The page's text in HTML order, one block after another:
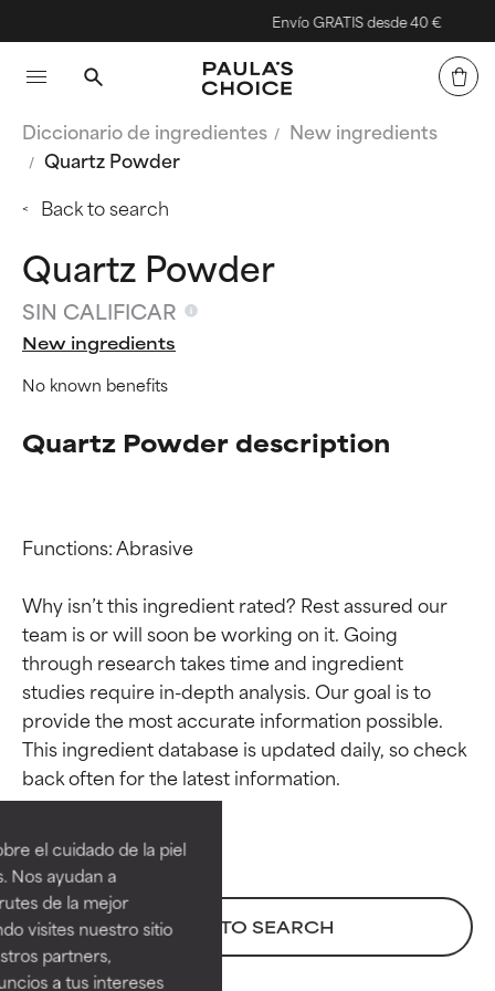
el cuidado de la piel
Nos ayudan a
de la mejor
visites nuestro sitio
partners,
a tus intereses
Envío GRATIS desde 40 €
Diccionario de ingredientes
New ingredients
Quartz Powder
Back to search
Quartz Powder
SIN CALIFICAR
New ingredients
No known benefits
Quartz Powder description
Functions: Abrasive
Why isn’t this ingredient rated? Rest assured our
team is or will soon be working on it. Going
through research takes time and ingredient
studies require in-depth analysis. Our goal is to
provide the most accurate information possible.
This ingredient database is updated daily, so check
BACK TO SEARCH
Calificaciones de
ingredientes
EXCELENTE
Ingrediente sobresaliente con
beneficios reales para la piel. Su
Calificaciones de
ingredientes
EXCELENTE
Ingrediente sobresaliente con
beneficios reales para la piel. Su